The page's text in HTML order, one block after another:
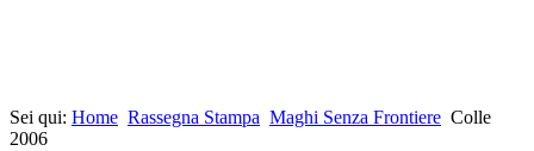
Sei qui: Home Rassegna Stampa Maghi Senza Frontiere Colle
2006